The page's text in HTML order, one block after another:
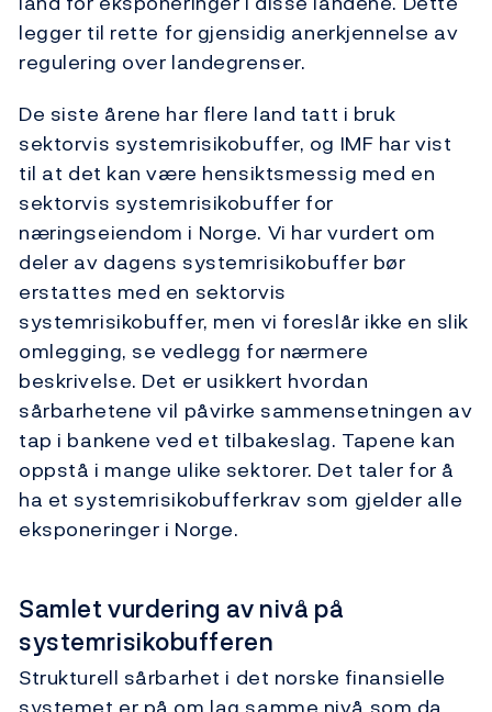
legger til rette for gjensidig anerkjennelse av
regulering over landegrenser.
De siste årene har flere land tatt i bruk
sektorvis systemrisikobuffer, og IMF har vist
til at det kan være hensiktsmessig med en
sektorvis systemrisikobuffer for
næringseiendom i Norge. Vi har vurdert om
deler av dagens systemrisikobuffer bør
erstattes med en sektorvis
systemrisikobuffer, men vi foreslår ikke en slik
omlegging, se vedlegg for nærmere
beskrivelse. Det er usikkert hvordan
sårbarhetene vil påvirke sammensetningen av
tap i bankene ved et tilbakeslag. Tapene kan
oppstå i mange ulike sektorer. Det taler for å
ha et systemrisikobufferkrav som gjelder alle
eksponeringer i Norge.
Samlet vurdering av nivå på
systemrisikobufferen
Strukturell sårbarhet i det norske finansielle